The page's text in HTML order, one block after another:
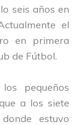
seis años en
el
en primera
de Fútbol.
pequeños
a los siete
estuvo